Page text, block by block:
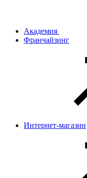
Академия
Франчайзинг
Интернет-магазин